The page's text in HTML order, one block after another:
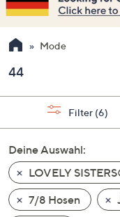
sind,
verwenden
Sie
Pfeiltasten
nach
und
nach
unten
oder
wischen
Sie
Mode
44
Filter (6)
Deine Auswahl:
LOVELY
7/8 Hosen